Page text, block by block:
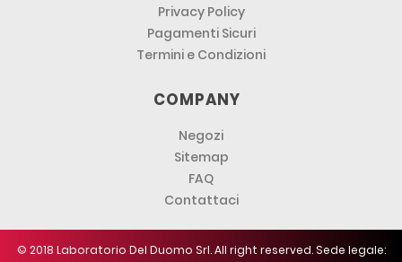
Privacy Policy
Pagamenti Sicuri
Termini e Condizioni
COMPANY
Negozi
Sitemap
FAQ
Contattaci
© 2018 Laboratorio Del Duomo Srl. All right reserved. Sede legale: